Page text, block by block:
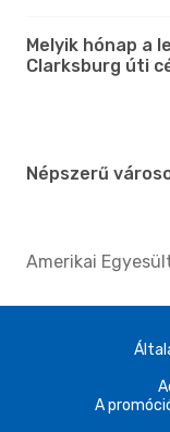
Melyik hónap a
Clarksburg úti
Népszerű
Amerikai
A